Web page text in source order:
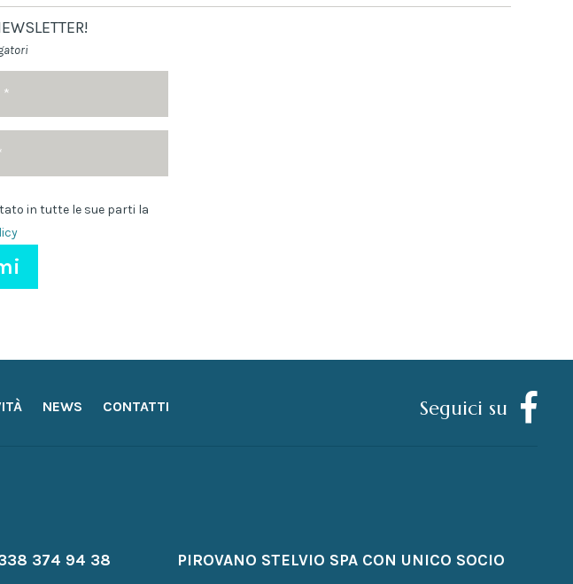
in tutte le sue parti la
Seguici su
NEWS CONTATTI
374 94 38 PIROVANO STELVIO SPA CON UNICO SOCIO